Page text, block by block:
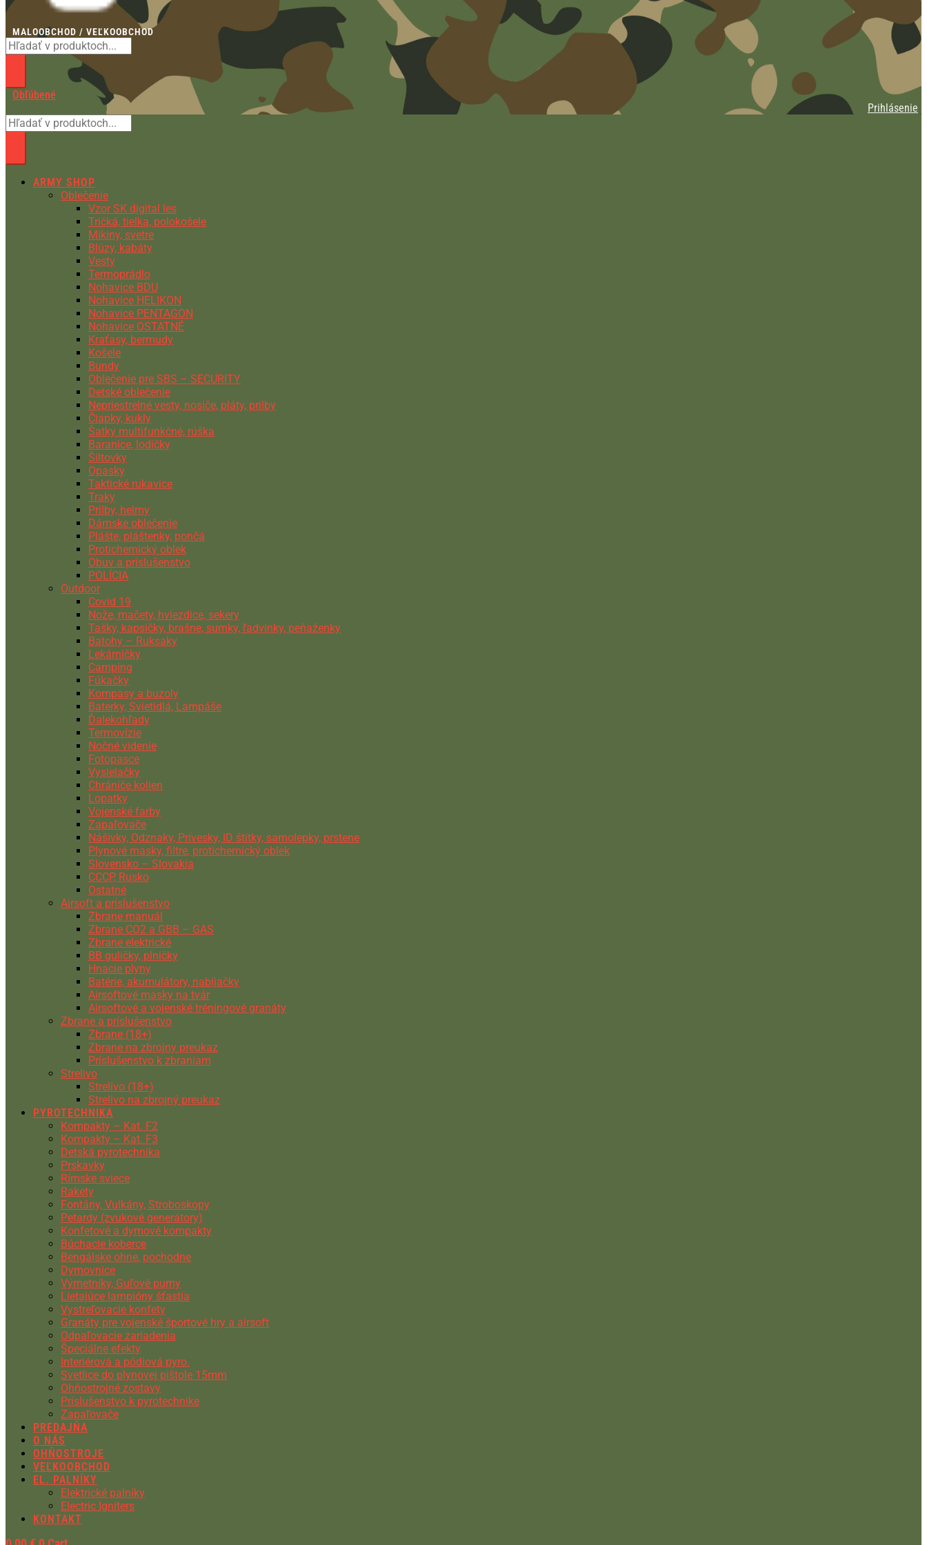
MALOOBCHOD / VEĽKOOBCHOD
Obľúbené
Prihlásenie
ARMY SHOP
Oblečenie
Vzor SK digital les
Tričká, tielka, polokošele
Mikiny, svetre
Blúzy, kabáty
Vesty
Termoprádlo
Nohavice BDU
Nohavice HELIKON
Nohavice PENTAGON
Nohavice OSTATNÉ
Kraťasy, bermudy
Košele
Bundy
Oblečenie pre SBS – SECURITY
Detské oblečenie
Nepriestrelné vesty, nosiče, pláty, prilby
Čiapky, kukly
Šatky multifunkčné, rúška
Baranice, lodičky
Šiltovky
Opasky
Taktické rukavice
Traky
Prilby, helmy
Dámske oblečenie
Plášte, pláštenky, pončá
Protichemický oblek
Obuv a príslušenstvo
POLÍCIA
Outdoor
Covid 19
Nože, mačety, hviezdice, sekery
Tašky, kapsičky, brašne, sumky, ľadvinky, peňaženky
Batohy – Ruksaky
Lekárničky
Camping
Fúkačky
Kompasy a buzoly
Baterky, Svietidlá, Lampáše
Ďalekohľady
Termovízie
Nočné videnie
Fotopasce
Vysielačky
Chrániče kolien
Lopatky
Vojenské farby
Zapaľovače
Nášivky, Odznaky, Prívesky, ID štítky, samolepky, prstene
Plynové masky, filtre, protichemický oblek
Slovensko – Slovakia
CCCP, Rusko
Ostatné
Airsoft a príslušenstvo
Zbrane manuál
Zbrane CO2 a GBB – GAS
Zbrane elektrické
BB guličky, plničky
Hnacie plyny
Batérie, akumulátory, nabíjačky
Airsoftové masky na tvár
Airsoftové a vojenské tréningové granáty
Zbrane a príslušenstvo
Zbrane (18+)
Zbrane na zbrojny preukaz
Príslušenstvo k zbraniam
Strelivo
Strelivo (18+)
Strelivo na zbrojný preukaz
PYROTECHNIKA
Kompakty – Kat. F2
Kompakty – Kat. F3
Detská pyrotechnika
Prskavky
Rímske sviece
Rakety
Fontány, Vulkány, Stroboskopy
Petardy (zvukové generátory)
Konfetové a dymové kompakty
Búchacie koberce
Bengálske ohne, pochodne
Dymovnice
Výmetníky, Guľové pumy
Lietajúce lampióny šťastia
Vystreľovacie konfety
Granáty pre vojenské športové hry a airsoft
Odpaľovacie zariadenia
Špeciálne efekty
Interiérová a pódiová pyro.
Svetlice do plynovej pištole 15mm
Ohňostrojné zostavy
Príslušenstvo k pyrotechnike
Zapaľovače
PREDAJŇA
O NÁS
OHŇOSTROJE
VEĽKOOBCHOD
EL. PALNÍKY
Elektrické palníky
Electric Igniters
KONTAKT